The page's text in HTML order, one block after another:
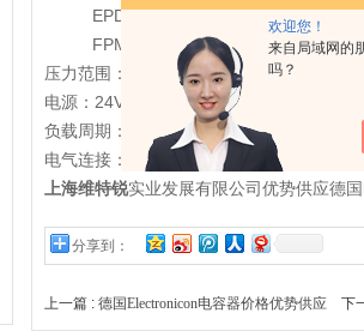
欢迎您！
来自局域网的
吗？
EPDM -40 to +120℃
FPM -10to +90℃
压力范围：0.2 up to 16bar
电源：24V 110V 230V AC50or 60Hz
负载周期：100%连续工作
电气连接：电缆插座，防护等级IP65
上海维特锐实业发展有限公司优势供应德
分享到：
上一篇 : 德国Electronicon电容器价格优势供应 下